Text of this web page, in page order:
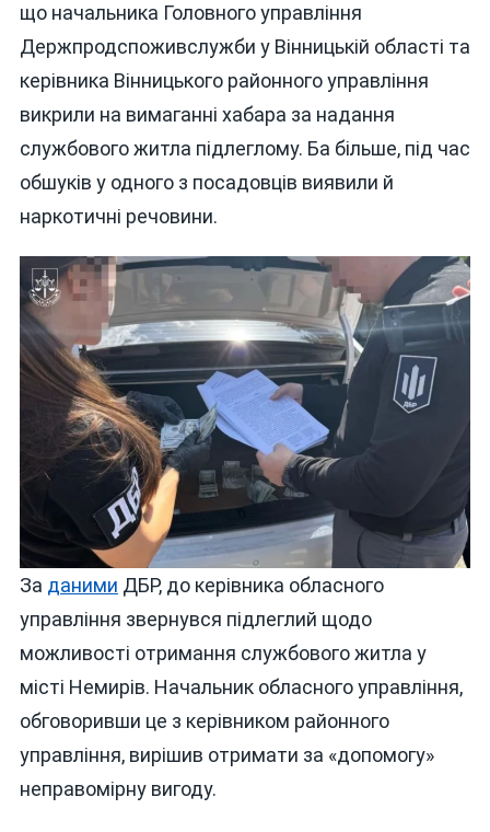
що начальника Головного управління
Держпродспоживслужби у Вінницькій області та
керівника Вінницького районного управління
викрили на вимаганні хабара за надання
службового житла підлеглому. Ба більше, під час
обшуків у одного з посадовців виявили й
наркотичні речовини.
За даними ДБР, до керівника обласного
управління звернувся підлеглий щодо
можливості отримання службового житла у
місті Немирів. Начальник обласного управління,
обговоривши це з керівником районного
управління, вирішив отримати за «допомогу»
неправомірну вигоду.